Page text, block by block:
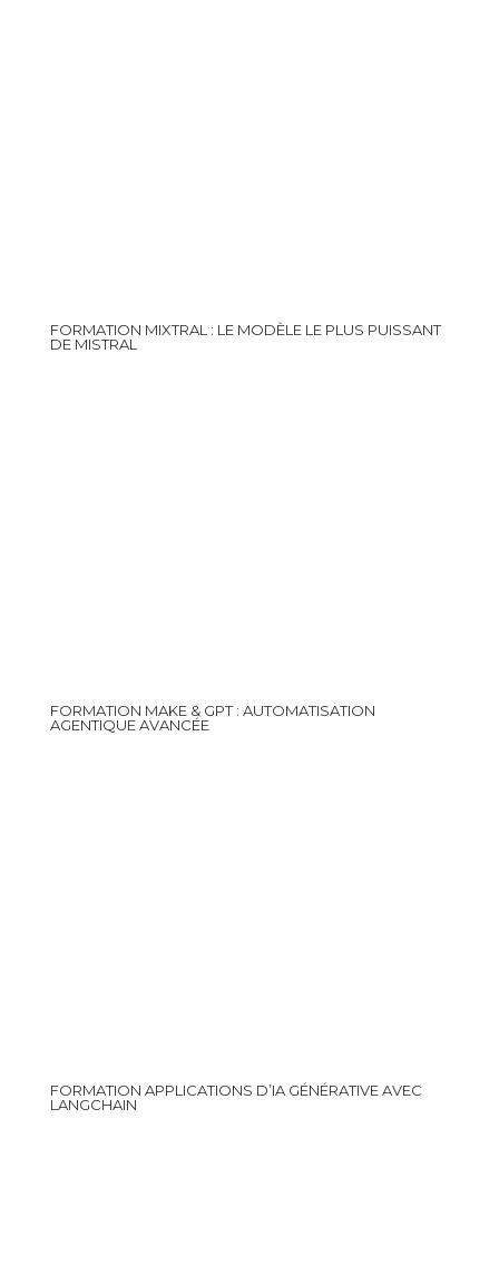
FORMATION MIXTRAL : LE MODÈLE LE PLUS PUISSANT
DE MISTRAL
FORMATION MAKE & GPT : AUTOMATISATION
AGENTIQUE AVANCÉE
FORMATION APPLICATIONS D’IA GÉNÉRATIVE AVEC
LANGCHAIN